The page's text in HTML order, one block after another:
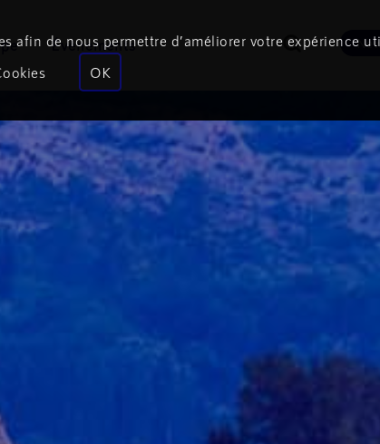
Événements
afin de nous permettre d’améliorer votre expérience
OK